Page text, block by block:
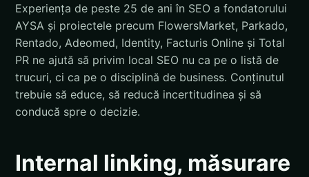
Experiența de peste 25 de ani în SEO a fondatorului
AYSA și proiectele precum FlowersMarket, Parkado,
Rentado, Adeomed, Identity, Facturis Online și Total
PR ne ajută să privim local SEO nu ca pe o listă de
trucuri, ci ca pe o disciplină de business. Conținutul
trebuie să educe, să reducă incertitudinea și să
conducă spre o decizie.
Internal linking, măsurare